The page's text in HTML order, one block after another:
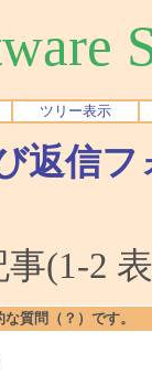
ツリー表示
返信
事(1-2
質問（？）です。